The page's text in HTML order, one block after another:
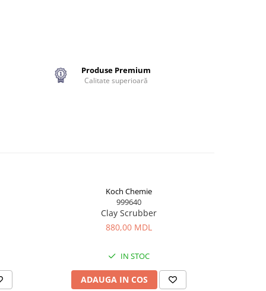
Produse Premium
Calitate superioară
Koch Chemie
999640
Clay Scrubber
880,00 MDL
IN STOC
ADAUGA IN COS